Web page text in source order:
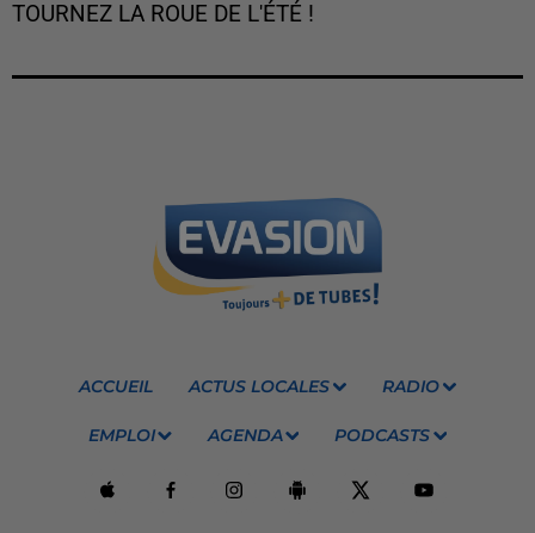
TOURNEZ LA ROUE DE L'ÉTÉ !
ACCUEIL ACTUS LOCALES RADIO
EMPLOI AGENDA PODCASTS